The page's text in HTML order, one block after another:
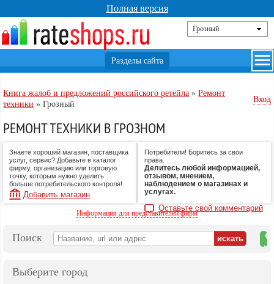
Полная версия
Книга жалоб и предложений российского ретейла »Ремонт
техники »Грозный
Вход
РЕМОНТ ТЕХНИКИ В ГРОЗНОМ
Знаете хороший магазин, поставщика
услуг, сервис? Добавьте в каталог
фирму, организацию или торговую
точку, которым нужно уделить
больше потребительского контроля!
Добавить магазин
Потребители! Боритесь за свои
права.
Делитесь любой информацией,
отзывом, мнением,
наблюдением о магазинах и
услугах.
Оставьте свой комментарий
Информация для представителей фирм
Поиск
на
Выберите город